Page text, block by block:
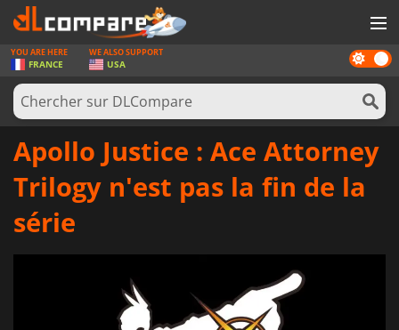
JEUX
CARTES PRÉPAYÉES
LOGICIELS
CONCOURS
Dark
mode
YOU ARE HERE
FRANCE
WE ALSO SUPPORT
USA
Apollo Justice : Ace Attorney
Trilogy n'est pas la fin de la
série